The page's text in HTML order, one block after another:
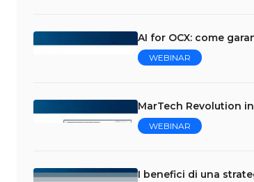
AI for OCX: come
WEBINAR
MarTech Revolution
WEBINAR
I benefici di una